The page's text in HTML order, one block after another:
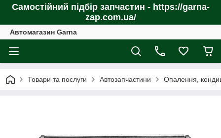
Самостійний підбір запчастин - https://garna-
zap.com.ua/
Автомагазин Garna
Товари та послуги Автозапчастини Опалення,